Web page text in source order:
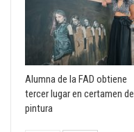
Alumna de la FAD obtiene
tercer lugar en certamen de
pintura